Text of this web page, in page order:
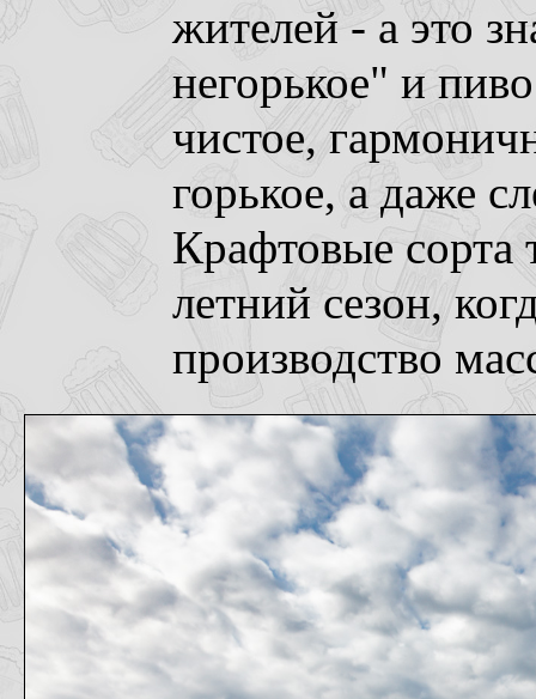
жителей - а это
негорькое" и
чистое,
горькое, а даже
Крафтовые сорта
летний сезон,
производство